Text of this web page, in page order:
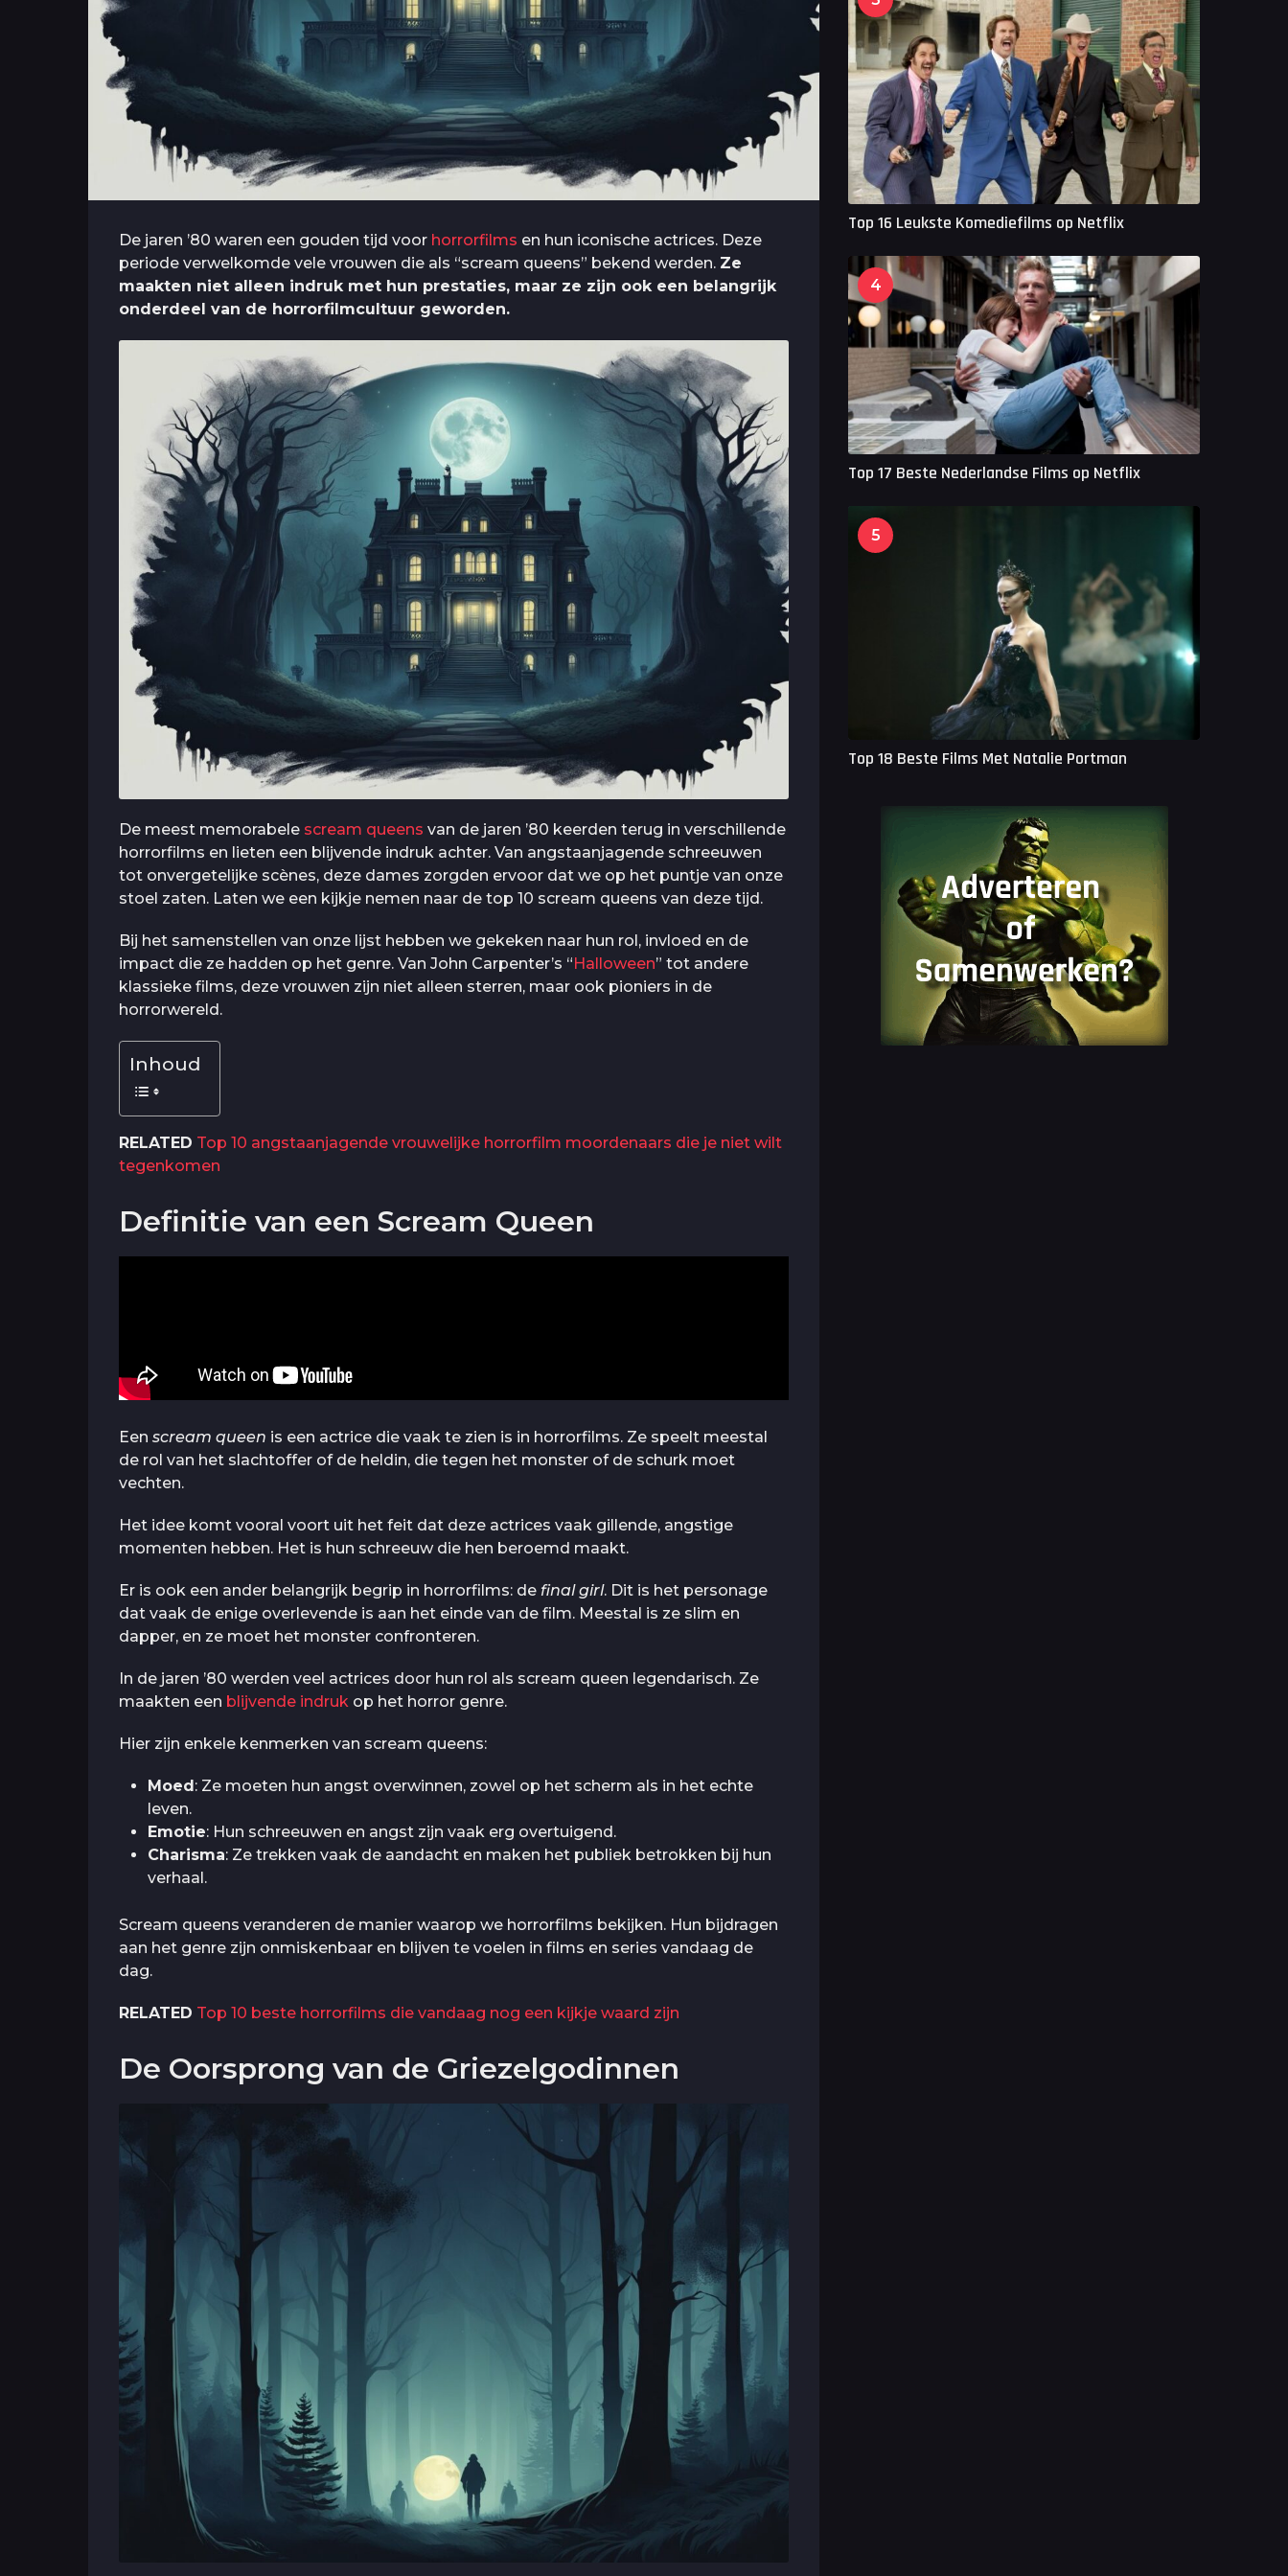
De jaren ’80 waren een gouden tijd voor horrorfilms en hun iconische actrices. Deze
periode verwelkomde vele vrouwen die als “scream queens” bekend werden. Ze
maakten niet alleen indruk met hun prestaties, maar ze zijn ook een belangrijk
onderdeel van de horrorfilmcultuur geworden.
De meest memorabele scream queens van de jaren ’80 keerden terug in verschillende
horrorfilms en lieten een blijvende indruk achter. Van angstaanjagende schreeuwen
tot onvergetelijke scènes, deze dames zorgden ervoor dat we op het puntje van onze
stoel zaten. Laten we een kijkje nemen naar de top 10 scream queens van deze tijd.
Bij het samenstellen van onze lijst hebben we gekeken naar hun rol, invloed en de
impact die ze hadden op het genre. Van John Carpenter’s “Halloween” tot andere
klassieke films, deze vrouwen zijn niet alleen sterren, maar ook pioniers in de
horrorwereld.
Inhoud
RELATED Top 10 angstaanjagende vrouwelijke horrorfilm moordenaars die je niet wilt
tegenkomen
Definitie van een Scream Queen
Een scream queen is een actrice die vaak te zien is in horrorfilms. Ze speelt meestal
de rol van het slachtoffer of de heldin, die tegen het monster of de schurk moet
vechten.
Het idee komt vooral voort uit het feit dat deze actrices vaak gillende, angstige
momenten hebben. Het is hun schreeuw die hen beroemd maakt.
Er is ook een ander belangrijk begrip in horrorfilms: de final girl. Dit is het personage
dat vaak de enige overlevende is aan het einde van de film. Meestal is ze slim en
dapper, en ze moet het monster confronteren.
In de jaren ’80 werden veel actrices door hun rol als scream queen legendarisch. Ze
maakten een blijvende indruk op het horror genre.
Hier zijn enkele kenmerken van scream queens:
Moed: Ze moeten hun angst overwinnen, zowel op het scherm als in het echte
leven.
Emotie: Hun schreeuwen en angst zijn vaak erg overtuigend.
Charisma: Ze trekken vaak de aandacht en maken het publiek betrokken bij hun
verhaal.
Scream queens veranderen de manier waarop we horrorfilms bekijken. Hun bijdragen
aan het genre zijn onmiskenbaar en blijven te voelen in films en series vandaag de
dag.
RELATED Top 10 beste horrorfilms die vandaag nog een kijkje waard zijn
De Oorsprong van de Griezelgodinnen
Top 16 Leukste Komediefilms op Netflix
4
Top 17 Beste Nederlandse Films op Netflix
5
Top 18 Beste Films Met Natalie Portman